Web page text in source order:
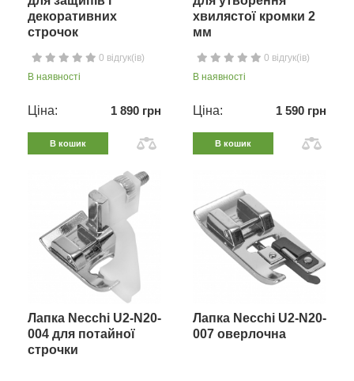
декоративних
строчок
0 відгук(ів)
В наявності
Ціна: 1 890 грн
В кошик
хвилястої кромки 2
мм
0 відгук(ів)
В наявності
Ціна: 1 590 грн
В кошик
Лапка Necchi U2-N20-
004 для потайної
строчки
Лапка Necchi U2-N20-
007 оверлочна